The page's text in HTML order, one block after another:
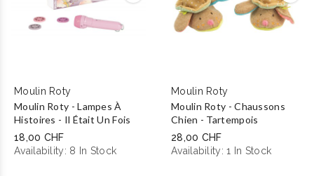
Moulin Roty
Moulin Roty - Lampes À
Histoires - Il Était Un Fois
18,00 CHF
Availability: 8 In Stock
Moulin Roty
Moulin Roty - Chaussons
Chien - Tartempois
28,00 CHF
Availability:1 In Stock